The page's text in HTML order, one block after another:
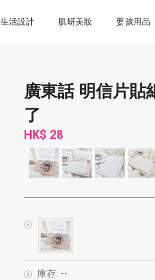
生活設計 肌研美妝 嬰孩用品
廣東話 明信片貼
了
HK$ 28
庫存: --